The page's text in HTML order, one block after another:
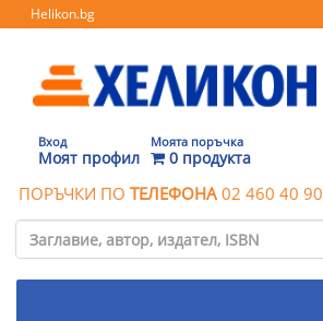
Helikon.bg
Вход
Моят профил
Моята поръчка
0 продукта
ПОРЪЧКИ ПО ТЕЛЕФОНА 02 460 40 90